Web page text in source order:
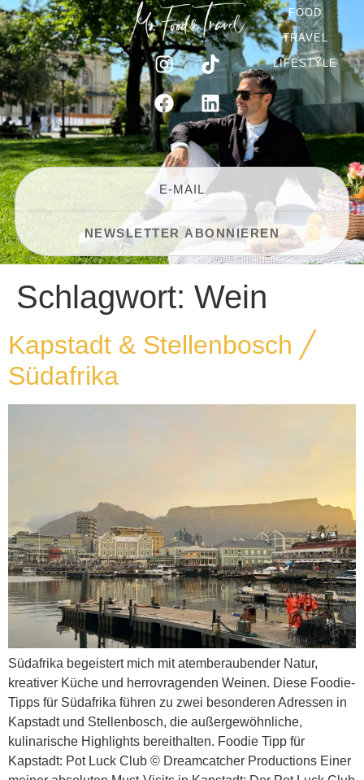
FOOD
TRAVEL
LIFESTYLE
Schlagwort: Wein
Kapstadt & Stellenbosch ╱
Südafrika
Südafrika begeistert mich mit atemberaubender Natur,
kreativer Küche und herrovragenden Weinen. Diese Foodie-
Tipps für Südafrika führen zu zwei besonderen Adressen in
Kapstadt und Stellenbosch, die außergewöhnliche,
kulinarische Highlights bereithalten. Foodie Tipp für
Kapstadt: Pot Luck Club © Dreamcatcher Productions Einer